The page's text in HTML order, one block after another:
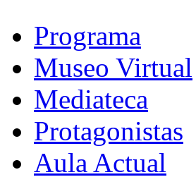
Programa
Museo Virtual
Mediateca
Protagonistas
Aula Actual